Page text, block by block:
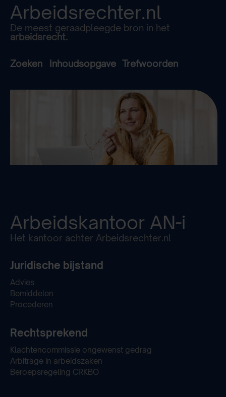
Arbeidsrechter.nl
De meest geraadpleegde bron in het
arbeidsrecht.
Zoeken Inhoudsopgave Trefwoorden
Arbeidskantoor AN-i
Het kantoor achter Arbeidsrechter.nl
Juridische bijstand
Advies
Bemiddelen
Procederen
Rechtsprekend
Klachtencommissie ongewenst gedrag
Arbitrage in arbeidszaken
Beroepsregeling CRKBO